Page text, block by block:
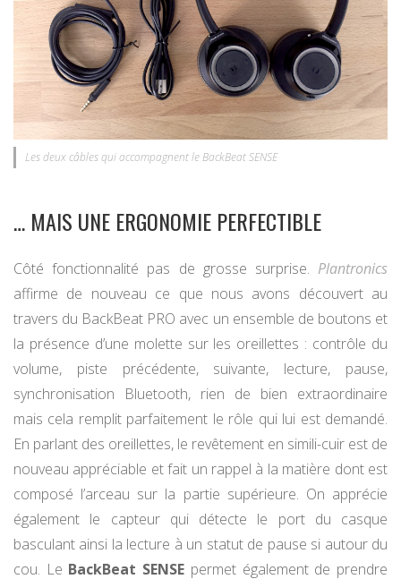
Les deux câbles qui accompagnent le BackBeat SENSE
… MAIS UNE ERGONOMIE PERFECTIBLE
Côté fonctionnalité pas de grosse surprise. Plantronics
affirme de nouveau ce que nous avons découvert au
travers du BackBeat PRO avec un ensemble de boutons et
la présence d’une molette sur les oreillettes : contrôle du
volume, piste précédente, suivante, lecture, pause,
synchronisation Bluetooth, rien de bien extraordinaire
mais cela remplit parfaitement le rôle qui lui est demandé.
En parlant des oreillettes, le revêtement en simili-cuir est de
nouveau appréciable et fait un rappel à la matière dont est
composé l’arceau sur la partie supérieure. On apprécie
également le capteur qui détecte le port du casque
basculant ainsi la lecture à un statut de pause si autour du
cou. Le BackBeat SENSE permet également de prendre